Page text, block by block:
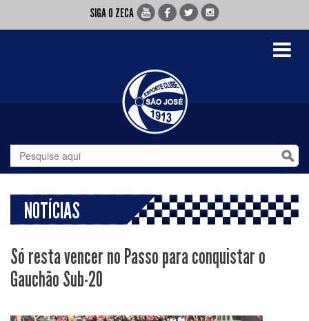
SIGA O ZECA
Toggle
NOTÍCIAS
Só resta vencer no Passo para conquistar o
Gauchão Sub-20